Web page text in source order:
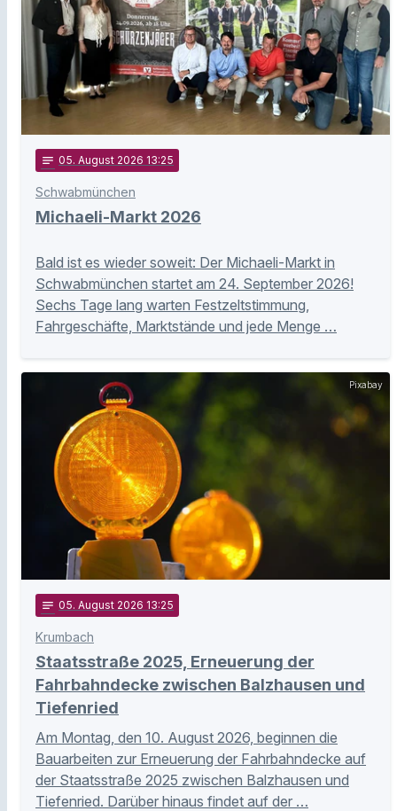
notes 05. August 2026 13:25
Schwabmünchen
Michaeli-Markt 2026
Bald ist es wieder soweit: Der Michaeli-Markt in
Schwabmünchen startet am 24. September 2026!
Sechs Tage lang warten Festzeltstimmung,
Fahrgeschäfte, Marktstände und jede Menge …
Pixabay
notes 05. August 2026 13:25
Krumbach
Staatsstraße 2025, Erneuerung der
Fahrbahndecke zwischen Balzhausen und
Tiefenried
Am Montag, den 10. August 2026, beginnen die
Bauarbeiten zur Erneuerung der Fahrbahndecke auf
der Staatsstraße 2025 zwischen Balzhausen und
Tiefenried. Darüber hinaus findet auf der …